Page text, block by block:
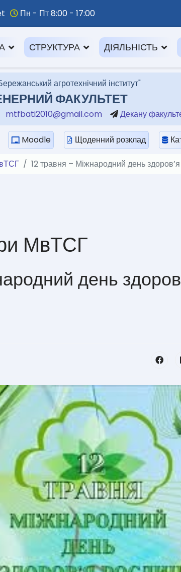
Пн - Пт 8:00 - 17:00
СТРУКТУРА ДІЯЛЬНІСТЬ
агротехнічний інститут"
ФАКУЛЬТЕТ
mtfbati2010@gmail.com Декану
Moodle Щоденний розклад
12 травня – Міжнародний день
МвТСГ
день